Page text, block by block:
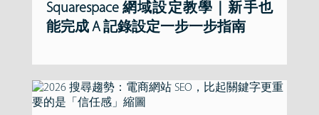
Squarespace 網域設定教學｜新手也
能完成 A 記錄設定一步一步指南